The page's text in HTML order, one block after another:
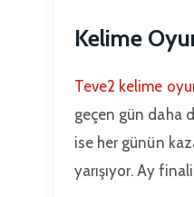
Kelime
Teve2 kelime
geçen gün daha
ise her günün
yarışıyor. Ay